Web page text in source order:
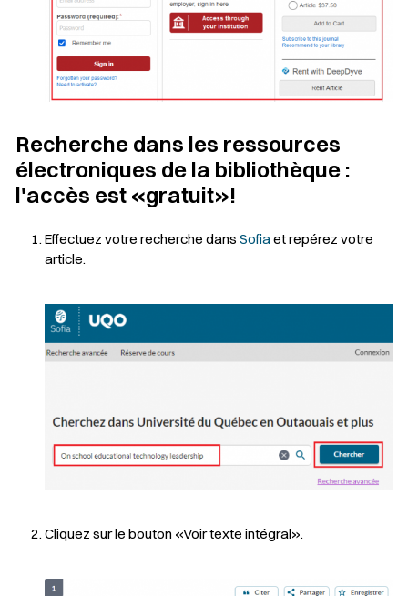
Recherche dans les ressources
électroniques de la bibliothèque :
l'accès est «gratuit»!
Effectuez votre recherche dans Sofiaet repérez votre
article.
Cliquez sur le bouton «Voir texte intégral».